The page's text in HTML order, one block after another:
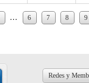
… 6 7 8 9
Redes y